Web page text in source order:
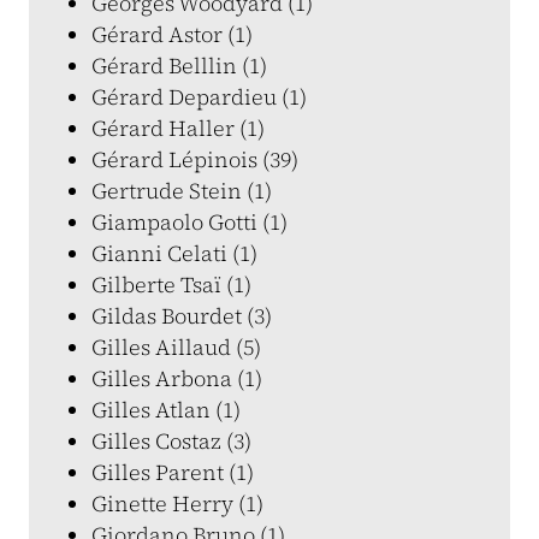
Gérard Astor (1)
Gérard Belllin (1)
Gérard Depardieu (1)
Gérard Haller (1)
Gérard Lépinois (39)
Gertrude Stein (1)
Giampaolo Gotti (1)
Gianni Celati (1)
Gilberte Tsaï (1)
Gildas Bourdet (3)
Gilles Aillaud (5)
Gilles Arbona (1)
Gilles Atlan (1)
Gilles Costaz (3)
Gilles Parent (1)
Ginette Herry (1)